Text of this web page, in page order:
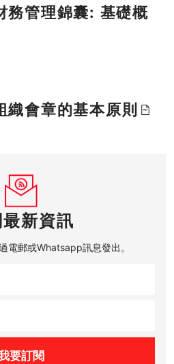
務管理錦囊: 基礎概
織會章的基本原則
新資訊
電郵或Whatsapp訊息發出。
要訂閱